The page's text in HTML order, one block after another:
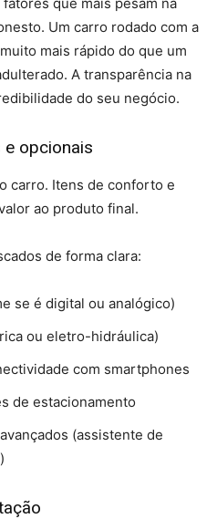
Um carro rodado com a
mais rápido do que um
A transparência na
do seu negócio.
e opcionais
carro. Itens de conforto e
ao produto final.
de forma clara:
se é digital ou analógico)
ou eletro-hidráulica)
com smartphones
de estacionamento
(assistente de